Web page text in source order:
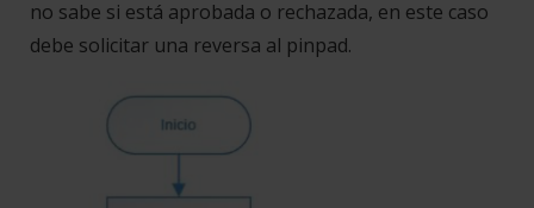
no sabe si está aprobada o rechazada, en este caso
debe solicitar una reversa al pinpad.